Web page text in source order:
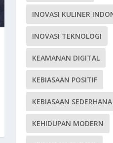
INOVASI KULINER
INOVASI TEKNOLOGI
KEAMANAN DIGITAL
KEBIASAAN POSITIF
KEBIASAAN SEDERHANA
KEHIDUPAN MODERN